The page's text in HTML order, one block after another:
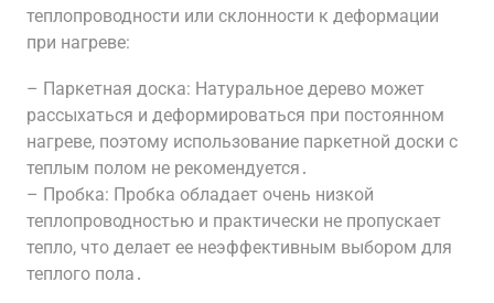
теплопроводности или склонности к деформации
при нагреве:
– Паркетная доска: Натуральное дерево может
рассыхаться и деформироваться при постоянном
нагреве, поэтому использование паркетной доски с
теплым полом не рекомендуется․
– Пробка: Пробка обладает очень низкой
теплопроводностью и практически не пропускает
тепло, что делает ее неэффективным выбором для
теплого пола․